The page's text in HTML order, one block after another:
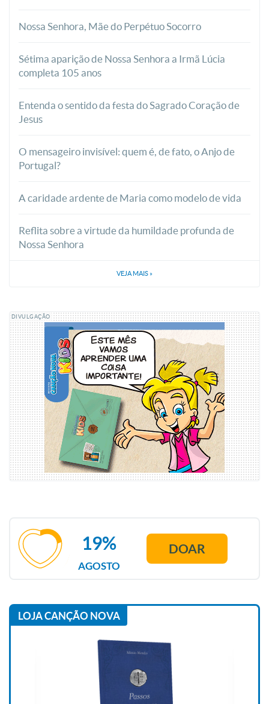
Nossa Senhora, Mãe do Perpétuo Socorro
Sétima aparição de Nossa Senhora a Irmã Lúcia
completa 105 anos
Entenda o sentido da festa do Sagrado Coração de
Jesus
O mensageiro invisível: quem é, de fato, o Anjo de
Portugal?
A caridade ardente de Maria como modelo de vida
Reflita sobre a virtude da humildade profunda de
Nossa Senhora
VEJA MAIS »
DIVULGAÇÃO
AGOSTO
19% DOAR
LOJA CANÇÃO NOVA